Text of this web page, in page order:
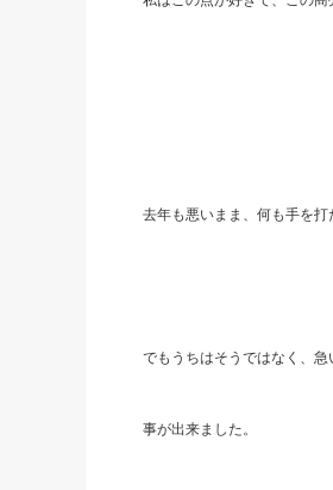
去年も悪いまま、何も手を打
でもうちはそうではなく、
事が出来ました。